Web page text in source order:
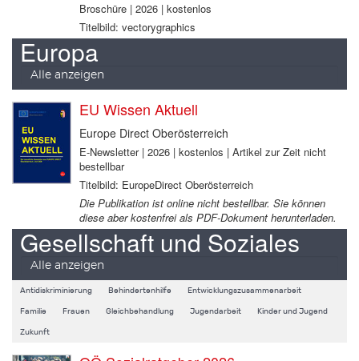
Broschüre | 2026 | kostenlos
Titelbild: vectorygraphics
Europa
Alle anzeigen
EU Wissen Aktuell
Europe Direct Oberösterreich
E-Newsletter | 2026 | kostenlos | Artikel zur Zeit nicht
bestellbar
Titelbild: EuropeDirect Oberösterreich
Die Publikation ist online nicht bestellbar. Sie können
diese aber kostenfrei als PDF-Dokument herunterladen.
Gesellschaft und Soziales
Alle anzeigen
Antidiskriminierung Behindertenhilfe Entwicklungszusammenarbeit
Familie Frauen Gleichbehandlung Jugendarbeit Kinder und Jugend
Zukunft